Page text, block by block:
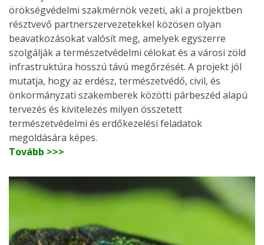
örökségvédelmi szakmérnök vezeti, aki a projektben
résztvevő partnerszervezetekkel közösen olyan
beavatkozásokat valósít meg, amelyek egyszerre
szolgálják a természetvédelmi célokat és a városi zöld
infrastruktúra hosszú távú megőrzését. A projekt jól
mutatja, hogy az erdész, természetvédő, civil, és
önkormányzati szakemberek közötti párbeszéd alapú
tervezés és kivitelezés milyen összetett
természetvédelmi és erdőkezelési feladatok
megoldására képes.
Tovább >>>